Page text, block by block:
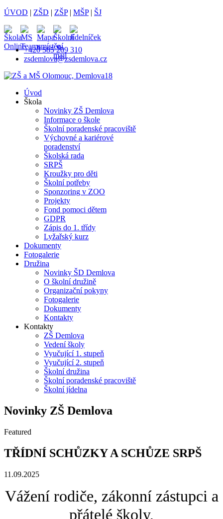
ÚVOD | ZŠD | ZŠP| MŠP| ŠJ
+420 585 209 310
zsdemlova@zsdemlova.cz
Úvod
Škola
Novinky ZŠ Demlova
Informace o škole
Školní poradenské pracoviště
Výchovné a kariérové
poradenství
Školská rada
SRPŠ
Kroužky pro děti
Školní potřeby
Sponzoring v ZOO
Projekty
Fond pomoci dětem
GDPR
Zápis do 1. třídy
Lyžařský kurz
Dokumenty
Fotogalerie
Družina
Novinky ŠD Demlova
O školní družině
Organizační pokyny
Fotogalerie
Dokumenty
Kontakty
Kontakty
ZŠ Demlova
Vedení školy
Vyučující 1. stupeň
Vyučující 2. stupeň
Školní družina
Školní poradenské pracoviště
Školní jídelna
Novinky ZŠ Demlova
Featured
TŘÍDNÍ SCHŮZKY A SCHŮZE SRPŠ
11.09.2025
Vážení rodiče, zákonní zástupci a
přátelé školy,